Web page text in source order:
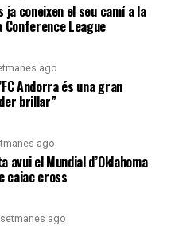
ja coneixen el seu camí a la
League
ago
Andorra és una gran
brillar”
ago
avui el Mundial d’Oklahoma
caiac cross
ago